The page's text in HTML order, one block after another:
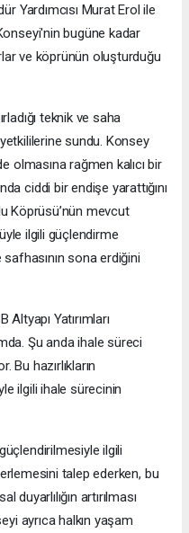
Yardımcısı Murat Erol ile
bugüne kadar
ve köprünün oluşturduğu
teknik ve saha
sundu. Konsey
olmasına rağmen kalıcı bir
ciddi bir endişe yarattığını
Köprüsü’nün mevcut
ilgili güçlendirme
sona erdiğini
Yatırımları
Şu anda ihale süreci
Bu hazırlıkların
ilgili ihale sürecinin
ilgili
talep ederken, bu
duyarlılığın artırılması
ayrıca halkın yaşam